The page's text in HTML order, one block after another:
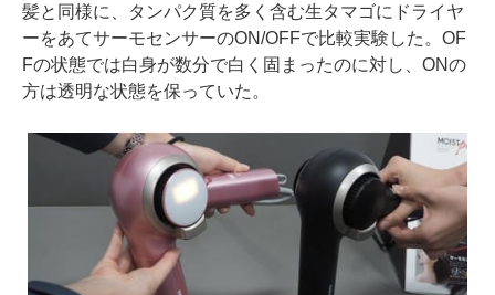
髪と同様に、タンパク質を多く含む生タマゴにドライヤ
ーをあてサーモセンサーのON/OFFで比較実験した。OF
Fの状態では白身が数分で白く固まったのに対し、ONの
方は透明な状態を保っていた。